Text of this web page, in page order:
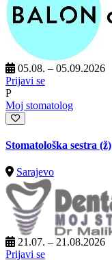
05.08. – 05.09.2026
Prijavi se
P
Moj stomatolog
Stomatološka sestra (ž)
Sarajevo
21.07. – 21.08.2026
Prijavi se